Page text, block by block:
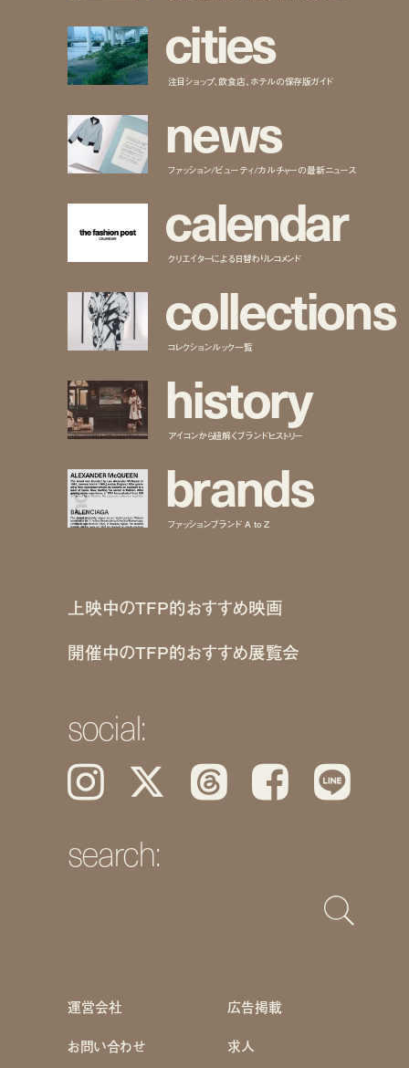
cities
注目ショップ、飲食店、ホテルの保存版ガイド
news
ファッション/ビューティ/カルチャーの最新ニュース
calendar
クリエイターによる日替わりレコメンド
collections
コレクションルック一覧
history
アイコンから紐解くブランドヒストリー
brands
ファッションブランド A to Z
上映中のTFP的おすすめ映画
開催中のTFP的おすすめ展覧会
social:
Instagram 𝕏 Threads Facebook LINE
search:
運営会社
広告掲載
お問い合わせ
求人